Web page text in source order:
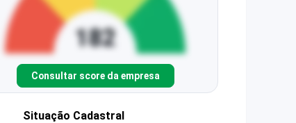
Consultar score da empresa
Situação Cadastral